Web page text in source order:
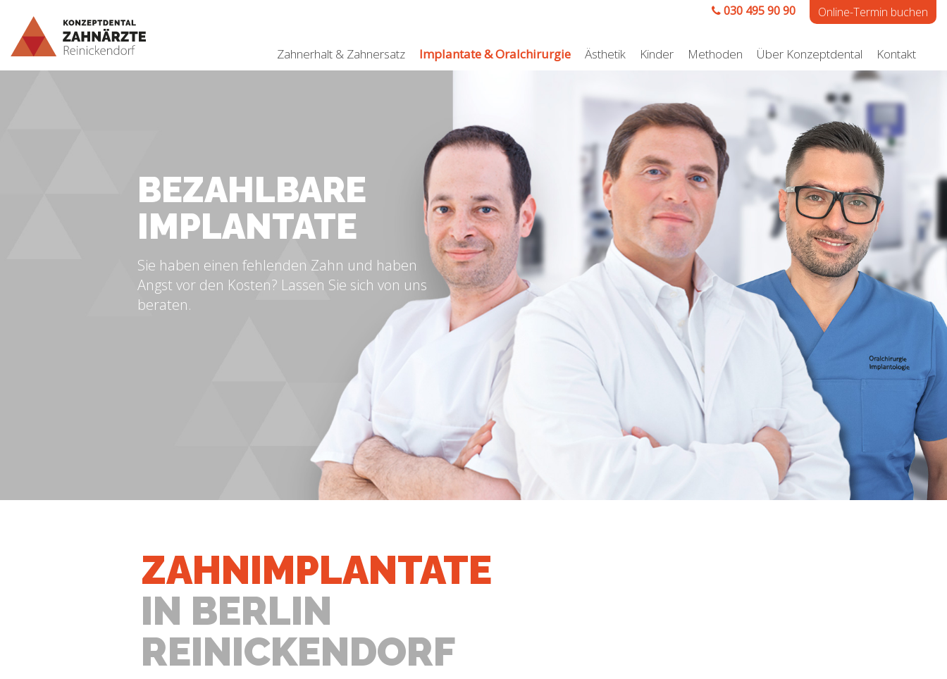
030 495 90 90 Online-Termin buchen
Zahnerhalt & Zahnersatz Implantate & Oralchirurgie Ästhetik Kinder Methoden Über Konzeptdental Kontakt
BEZAHLBARE
IMPLANTATE
Sie haben einen fehlenden Zahn und haben
Angst vor den Kosten? Lassen Sie sich von uns
beraten.
ZAHNIMPLANTATE
IN BERLIN
REINICKENDORF